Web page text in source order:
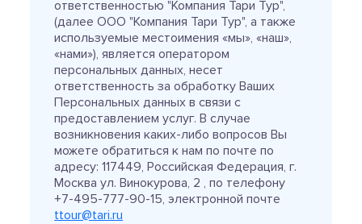
ответственностью "Компания Тари Тур",
(далее ООО "Компания Тари Тур", а также
используемые местоимения «мы», «наш»,
«нами»), является оператором
персональных данных, несет
ответственность за обработку Ваших
Персональных данных в связи с
предоставлением услуг. В случае
возникновения каких-либо вопросов Вы
можете обратиться к нам по почте по
адресу: 117449, Российская Федерация, г.
Москва ул. Винокурова, 2 , по телефону
+7-495-777-90-15, электронной почте
ttour@tari.ru